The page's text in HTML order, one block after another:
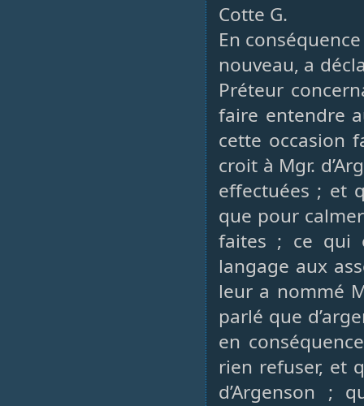
Cotte G.
En
nouveau, a
Préteur
faire entendre
cette occasion
croit à Mgr.
effectuées ; et
que pour
faites ; ce qui
langage aux
leur a nommé
parlé que
en
rien refuser, et
d’Argenson ;